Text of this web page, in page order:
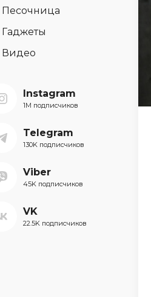
Песочница
Гаджеты
Видео
Instagram
1M подписчиков
Telegram
130K подписчиков
Viber
45K подписчиков
VK
22.5K подписчиков